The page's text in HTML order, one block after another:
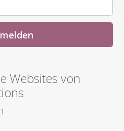
Websites von